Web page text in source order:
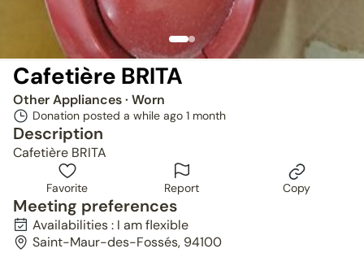
Cafetière BRITA
Other Appliances· Worn
Donation posted a while ago 1 month
Description
Cafetière BRITA
Favorite Report Copy
Meeting preferences
Availabilities : I am flexible
Saint-Maur-des-Fossés, 94100